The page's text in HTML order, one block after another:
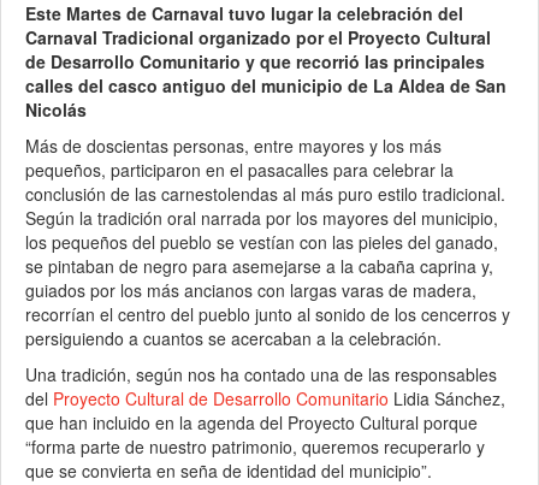
Este Martes de Carnaval tuvo lugar la celebración del
Carnaval Tradicional organizado por el Proyecto Cultural
de Desarrollo Comunitario y que recorrió las principales
calles del casco antiguo del municipio de La Aldea de San
Nicolás
Más de doscientas personas, entre mayores y los más
pequeños, participaron en el pasacalles para celebrar la
conclusión de las carnestolendas al más puro estilo tradicional.
Según la tradición oral narrada por los mayores del municipio,
los pequeños del pueblo se vestían con las pieles del ganado,
se pintaban de negro para asemejarse a la cabaña caprina y,
guiados por los más ancianos con largas varas de madera,
recorrían el centro del pueblo junto al sonido de los cencerros y
persiguiendo a cuantos se acercaban a la celebración.
Una tradición, según nos ha contado una de las responsables
del Proyecto Cultural de Desarrollo Comunitario Lidia Sánchez,
que han incluido en la agenda del Proyecto Cultural porque
“forma parte de nuestro patrimonio, queremos recuperarlo y
que se convierta en seña de identidad del municipio”.